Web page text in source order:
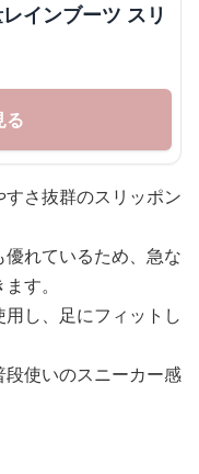
インブーツ スリ
る
さ抜群のスリッポン
れているため、急な
す。
し、足にフィットし
使いのスニーカー感